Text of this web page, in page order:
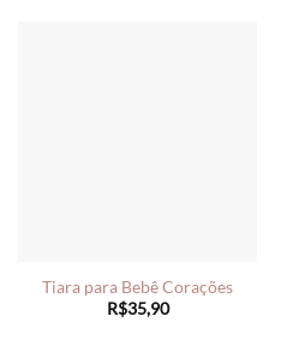
Tiara para Bebê Corações
R$35,90